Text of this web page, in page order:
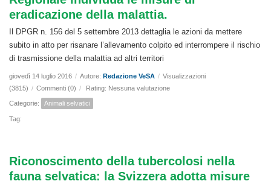
eradicazione della malattia.
Il DPGR n. 156 del 5 settembre 2013 dettaglia le azioni da mettere
subito in atto per risanare l’allevamento colpito ed interrompere il rischio
di trasmissione della malattia ad altri territori
giovedì 14 luglio 2016 / Autore: Redazione VeSA / Visualizzazioni
(3815) / Commenti (0) / Rating: Nessuna valutazione
Categorie: Animali selvatici
Tag:
Riconoscimento della tubercolosi nella
fauna selvatica: la Svizzera adotta misure